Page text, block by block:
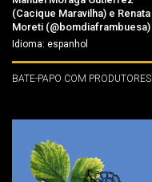
(Cacique Maravilha) e Renata
Moreti (@bomdiaframbuesa)
Idioma: espanhol
BATE-PAPO COM PRODUTORES